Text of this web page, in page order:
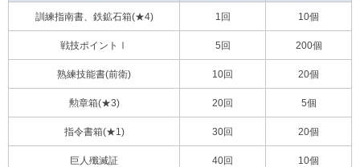
訓練指南書、鉄鉱石箱(★4) 1回 10個
戦技ポイントⅠ 5回 200個
熟練技能書(前衛) 10回 20個
勲章箱(★3) 20回 5個
指令書箱(★1) 30回 20個
巨人殲滅証 40回 10個